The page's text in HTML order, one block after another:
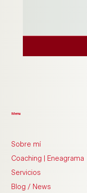
Menu
Sobre mí
Coaching | Eneagrama
Servicios
Blog / News